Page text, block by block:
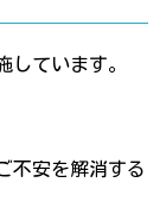
しています。
不安を解消する